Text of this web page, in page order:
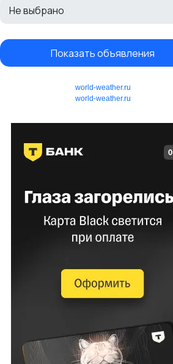
Не выбрано
Показать объявления
world-weather.ru
world-weather.ru